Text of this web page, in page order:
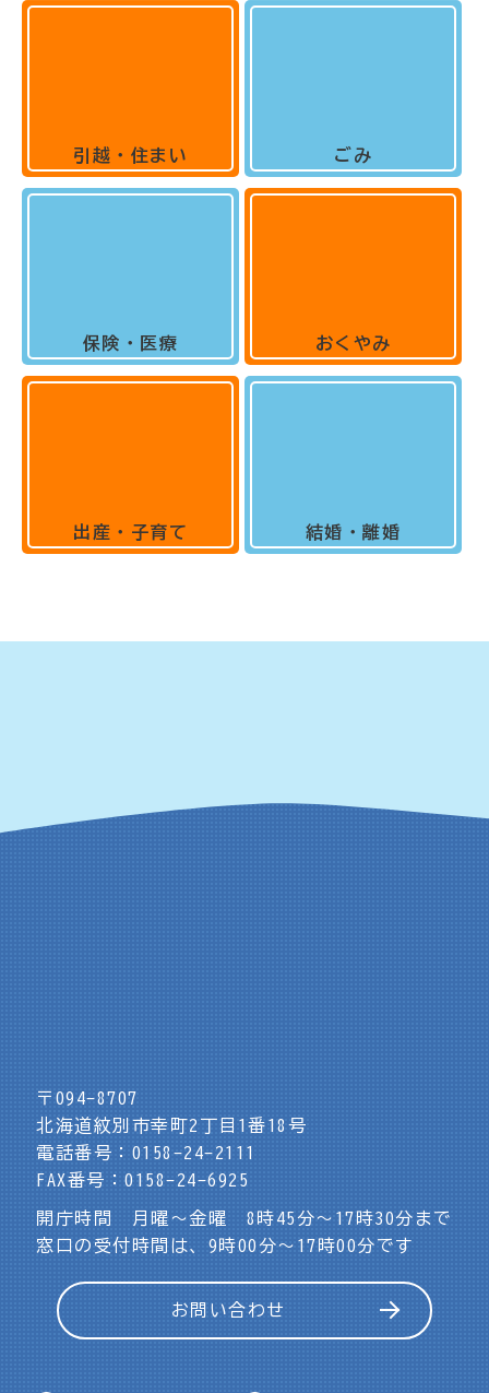
引越・住まい
保険・医療
出産・子育て
ごみ
おくやみ
結婚・離婚
〒094-8707
北海道紋別市幸町2丁目1番18号
電話番号：0158-24-2111
FAX番号：0158-24-6925
開庁時間 月曜～金曜 8時45分～17時30分まで
窓口の受付時間は、9時00分～17時00分です
お問い合わせ